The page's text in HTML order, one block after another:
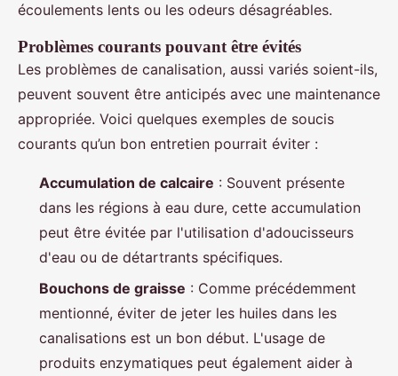
écoulements lents ou les odeurs désagréables.
Problèmes courants pouvant être évités
Les problèmes de canalisation, aussi variés soient-ils,
peuvent souvent être anticipés avec une maintenance
appropriée. Voici quelques exemples de soucis
courants qu’un bon entretien pourrait éviter :
Accumulation de calcaire : Souvent présente
dans les régions à eau dure, cette accumulation
peut être évitée par l'utilisation d'adoucisseurs
d'eau ou de détartrants spécifiques.
Bouchons de graisse : Comme précédemment
mentionné, éviter de jeter les huiles dans les
canalisations est un bon début. L'usage de
produits enzymatiques peut également aider à